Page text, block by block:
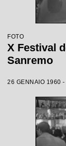
FOTO
X Festival
Sanremo
26 GENNAIO 1960